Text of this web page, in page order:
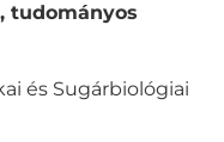
tudományos
és Sugárbiológiai